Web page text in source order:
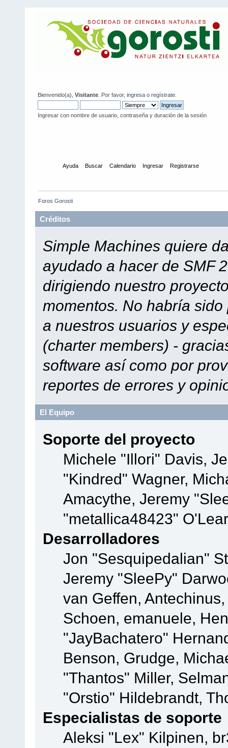
Bienvenido(a), Visitante . Por favor, ingresa o regístrate
Ingresar con nombre de usuario, contraseña y duración de la sesión
Ayuda Buscar Calendario Ingresar Registrarse
Foros Gorosti
Créditos
Simple Machines quiere
ayudado a hacer de SMF
dirigiendo nuestro
momentos. No habría
a nuestros usuarios y
(charter members) -
software así como por
reportes de errores y
El Equipo
Soporte del proyecto
Michele "Illori" Davis,
"Kindred" Wagner,
Amacythe, Jeremy
"metallica48423"
Desarrolladores
Jon "Sesquipedalian"
Jeremy "SleePy"
van Geffen,
Schoen, emanuele,
"JayBachatero"
Benson, Grudge,
"Thantos" Miller,
"Orstio" Hildebrandt,
Especialistas de soporte
Aleksi "Lex" Kilpinen,